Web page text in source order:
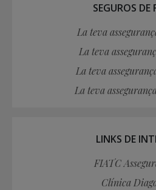
SEGUROS DE
La teva
La teva
La teva
La teva
LINKS DE
FIATC
Clínica